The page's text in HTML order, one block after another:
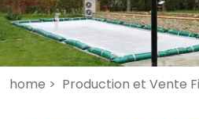
home > Production et Vente